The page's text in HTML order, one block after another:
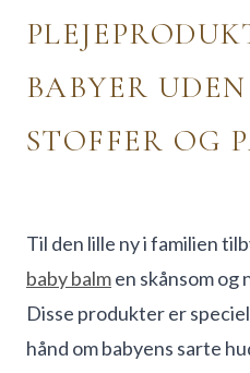
BABYER
STOFFER OG
Til den lille ny i familien
baby balmen skånsom
Disse produkter er
hånd om babyens sarte